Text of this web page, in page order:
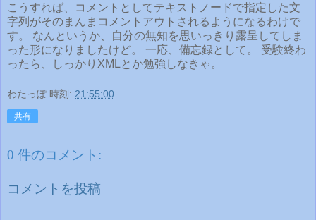
こうすれば、コメントとしてテキストノードで指定した文
字列がそのまんまコメントアウトされるようになるわけで
す。 なんというか、自分の無知を思いっきり露呈してしま
った形になりましたけど。 一応、備忘録として。 受験終わ
ったら、しっかりXMLとか勉強しなきゃ。
わたっぽ 時刻: 21:55:00
共有
0 件のコメント:
コメントを投稿